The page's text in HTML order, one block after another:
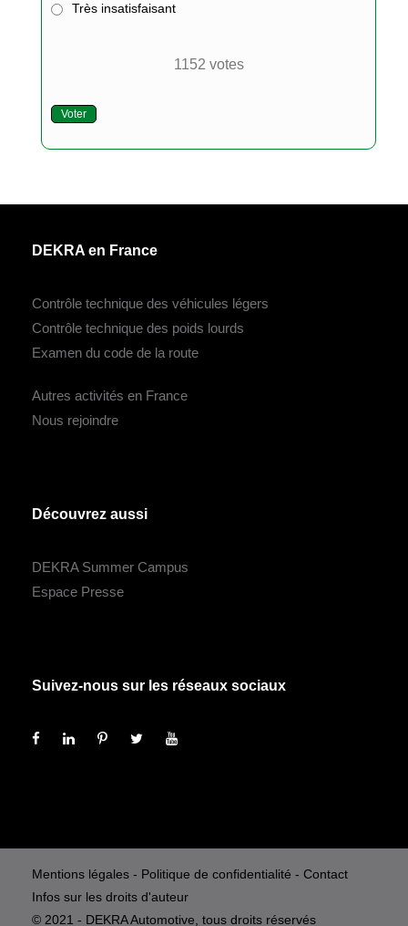
Très insatisfaisant
1152 votes
Voter
DEKRA en France
Contrôle technique des véhicules légers
Contrôle technique des poids lourds
Examen du code de la route
Autres activités en France
Nous rejoindre
Découvrez aussi
DEKRA Summer Campus
Espace Presse
Suivez-nous sur les réseaux sociaux
Mentions légales - Politique de confidentialité - Contact
Infos sur les droits d'auteur
© 2021 - DEKRA Automotive, tous droits réservés